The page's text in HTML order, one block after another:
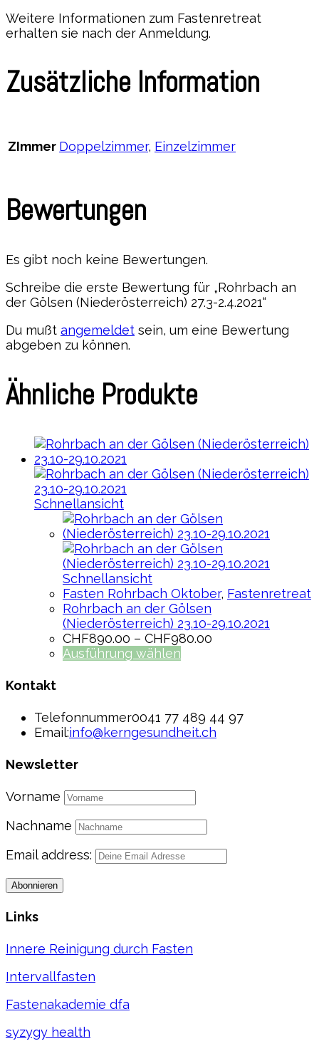
Weitere Informationen zum Fastenretreat
erhalten sie nach der Anmeldung.
Zusätzliche Information
ZImmer Doppelzimmer, Einzelzimmer
Bewertungen
Es gibt noch keine Bewertungen.
Schreibe die erste Bewertung für „Rohrbach an
der Gölsen (Niederösterreich) 27.3-2.4.2021“
Du mußt angemeldet sein, um eine Bewertung
abgeben zu können.
Ähnliche Produkte
Schnellansicht
Schnellansicht
Fasten Rohrbach Oktober, Fastenretreat
Rohrbach an der Gölsen
(Niederösterreich) 23.10-29.10.2021
CHF890.00 – CHF980.00
Ausführung wählen
Kontakt
Telefonnummer0041 77 489 44 97
Email:info@kerngesundheit.ch
Newsletter
Vorname
Nachname
Email address:
Links
Innere Reinigung durch Fasten
Intervallfasten
Fastenakademie dfa
syzygy health